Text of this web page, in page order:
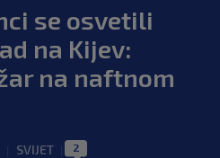
se osvetili
na Kijev:
na naftnom
SVIJET 2